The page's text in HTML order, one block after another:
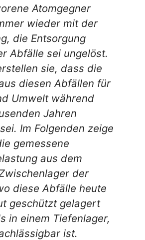
Atomgegner
wieder mit der
die Entsorgung
Abfälle sei ungelöst.
sie, dass die
diesen Abfällen für
Umwelt während
Jahren
Im Folgenden zeige
gemessene
aus dem
der
diese Abfälle heute
geschützt gelagert
in einem Tiefenlager,
ist.